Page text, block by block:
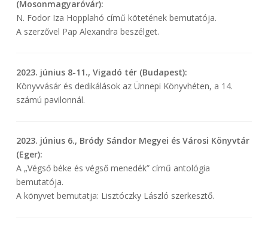
(Mosonmagyaróvár):
N. Fodor Iza Hopplahó című kötetének bemutatója.
A szerzővel Pap Alexandra beszélget.
2023. június 8-11., Vigadó tér (Budapest):
Könyvvásár és dedikálások az Ünnepi Könyvhéten, a 14.
számú pavilonnál.
2023. június 6., Bródy Sándor Megyei és Városi Könyvtár
(Eger):
A „Végső béke és végső menedék” című antológia
bemutatója.
A könyvet bemutatja: Lisztóczky László szerkesztő.